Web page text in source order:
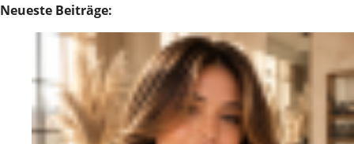
Neueste Beiträge: